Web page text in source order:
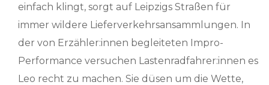
einfach klingt, sorgt auf Leipzigs Straßen für
immer wildere Lieferverkehrsansammlungen. In
der von Erzähler:innen begleiteten Impro-
Performance versuchen Lastenradfahrer:innen es
Leo recht zu machen. Sie düsen um die Wette,